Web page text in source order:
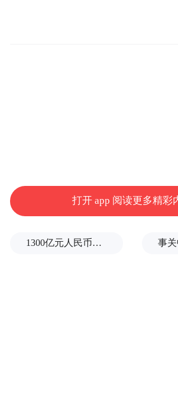
打开 app 阅读更多精彩
1300亿元人民币，阿根廷：同中国延长5年货币互换协议